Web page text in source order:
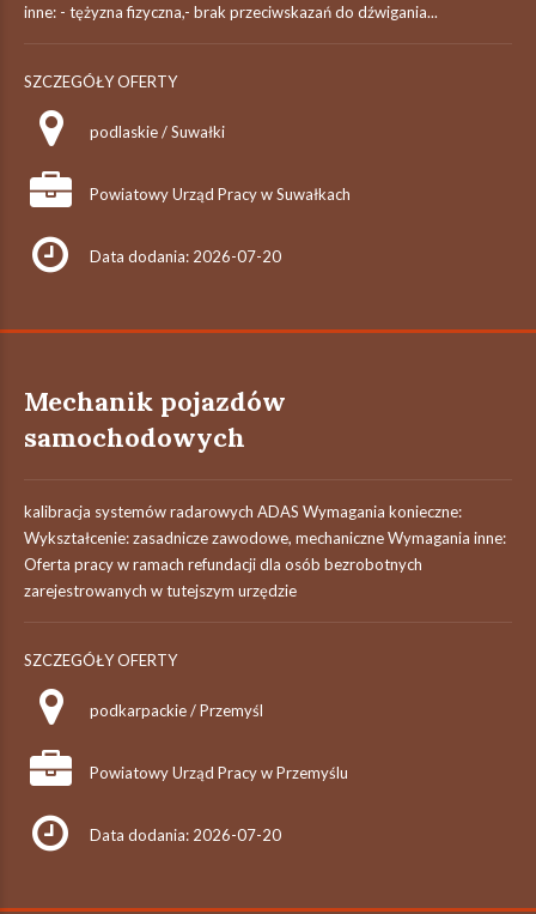
inne: - tężyzna fizyczna,- brak przeciwskazań do dźwigania...
SZCZEGÓŁY OFERTY
podlaskie / Suwałki
Powiatowy Urząd Pracy w Suwałkach
Data dodania: 2026-07-20
Mechanik pojazdów
samochodowych
kalibracja systemów radarowych ADAS Wymagania konieczne:
Wykształcenie: zasadnicze zawodowe, mechaniczne Wymagania inne:
Oferta pracy w ramach refundacji dla osób bezrobotnych
zarejestrowanych w tutejszym urzędzie
SZCZEGÓŁY OFERTY
podkarpackie / Przemyśl
Powiatowy Urząd Pracy w Przemyślu
Data dodania: 2026-07-20